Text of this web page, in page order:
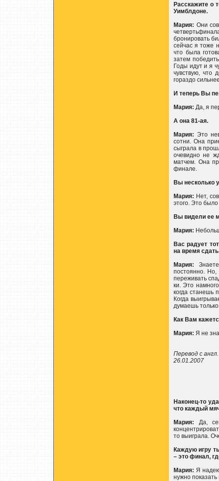
Расскажите о
Уимблдоне.
Мария: Они
бронировать
сейчас я тоже
что была
затем
Годы идут и я
чувствую, что
гораздо
И теперь Вы
Мария: Да, я
А она 81-ая.
Мария: Это
сотни. Она
сыграла в
очевидно не
матчем. Она
финале.
Вы несколько
Мария: Нет,
этого. Это
Вы видели ее
Мария:
Вас радует
на время
Мария:
постоянно. Но,
переживать
ки. Это
когда станешь
Когда
думаешь
Как Вам
Мария: Я не
Перевод с
26.01.2007
Наконец-то
что каждый
Мария: Да,
то выиграла.
Каждую игру
– это финал,
Мария: Я
нужно